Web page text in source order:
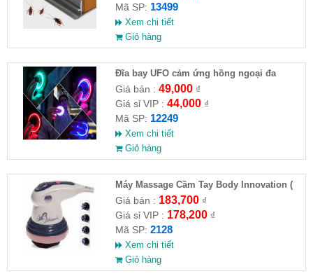
Mã SP: 13499
Xem chi tiết
Giỏ hàng
Đĩa bay UFO cảm ứng hồng ngoại đa
chiều tự động bay về
Giá bán : 49,000₫
Giá sỉ VIP : 44,000₫
Mã SP: 12249
Xem chi tiết
Giỏ hàng
Máy Massage Cầm Tay Body Innovation (
HĐ )
Giá bán : 183,700₫
Giá sỉ VIP : 178,200₫
Mã SP: 2128
Xem chi tiết
Giỏ hàng